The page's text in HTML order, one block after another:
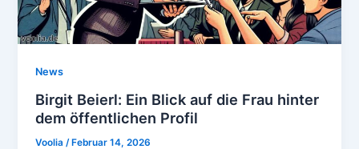
News
Birgit Beierl: Ein Blick auf die Frau hinter
dem öffentlichen Profil
Voolia /Februar 14, 2026